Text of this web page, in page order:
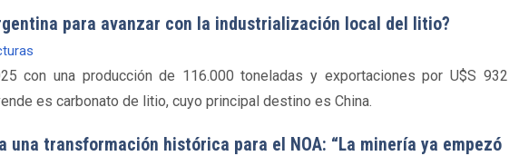
para avanzar con la industrialización local del litio?
con una producción de 116.000 toneladas y exportaciones por U$S 932
es carbonato de litio, cuyo principal destino es China.
una transformación histórica para el NOA: “La minería ya empezó